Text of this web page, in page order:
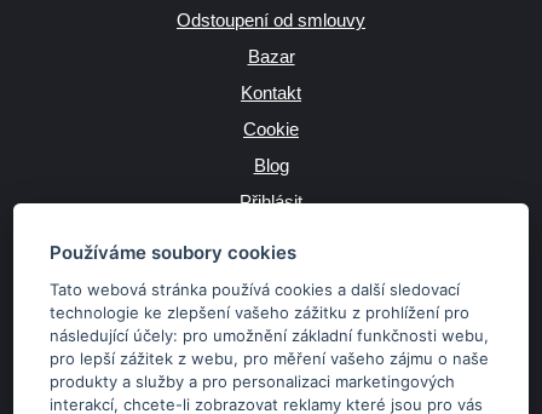
Používáme soubory cookies
Tato webová stránka používá cookies a další sledovací
technologie ke zlepšení vašeho zážitku z prohlížení pro
následující účely: pro umožnění základní funkčnosti webu,
pro lepší zážitek z webu, pro měření vašeho zájmu o naše
produkty a služby a pro personalizaci marketingových
interakcí,chcete-li zobrazovat reklamy které jsou pro vás
Odstoupení od smlouvy
Bazar
Kontakt
Cookie
Blog
Přihlásit
JAZYK